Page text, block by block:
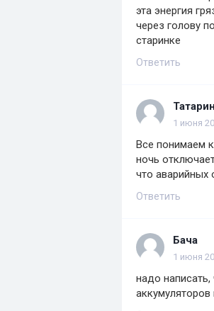
эта энергия
через голову
старинке
Ответить
Татарин
1 июня
Все понимаем
ночь
что аварийных
Ответить
Бача
1 июня
надо